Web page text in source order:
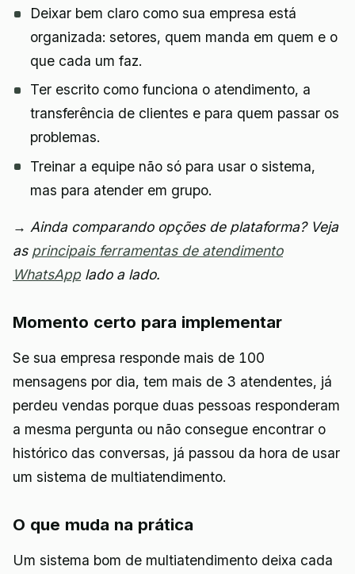
Deixar bem claro como sua empresa está
organizada: setores, quem manda em quem e o
que cada um faz.
Ter escrito como funciona o atendimento, a
transferência de clientes e para quem passar os
problemas.
Treinar a equipe não só para usar o sistema,
mas para atender em grupo.
→ Ainda comparando opções de plataforma? Veja
as principais ferramentas de atendimento
WhatsApplado a lado.
Momento certo para implementar
Se sua empresa responde mais de 100
mensagens por dia, tem mais de 3 atendentes, já
perdeu vendas porque duas pessoas responderam
a mesma pergunta ou não consegue encontrar o
histórico das conversas, já passou da hora de usar
um sistema de multiatendimento.
O que muda na prática
Um sistema bom de multiatendimento deixa cada